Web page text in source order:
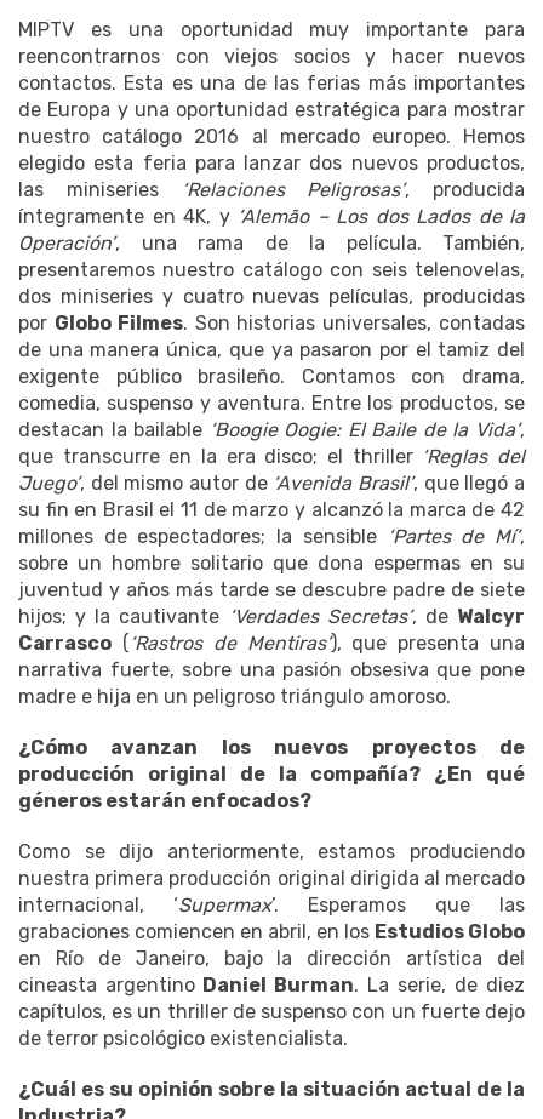
MIPTV es una oportunidad muy importante para
reencontrarnos con viejos socios y hacer nuevos
contactos. Esta es una de las ferias más importantes
de Europa y una oportunidad estratégica para mostrar
nuestro catálogo 2016 al mercado europeo. Hemos
elegido esta feria para lanzar dos nuevos productos,
las miniseries
‘Relaciones Peligrosas’, producida
íntegramente en 4K, y ‘Alemão – Los dos Lados de la
Operación’, una rama de la película. También,
presentaremos nuestro catálogo con seis telenovelas,
dos miniseries y cuatro nuevas películas, producidas
por Globo Filmes. Son historias universales, contadas
de una manera única, que ya pasaron por el tamiz del
exigente público brasileño. Contamos con drama,
comedia, suspenso y aventura. Entre los productos, se
destacan la bailable ‘Boogie Oogie: El Baile de la Vida’,
que transcurre en la era disco; el thriller ‘Reglas del
Juego’, del mismo autor de ‘Avenida Brasil’, que llegó a
su fin en Brasil el 11 de marzo y alcanzó la marca de 42
millones de espectadores; la sensible
‘Partes de Mí’,
sobre un hombre solitario que dona espermas en su
juventud y años más tarde se descubre padre de siete
hijos; y la cautivante ‘Verdades Secretas’, de Walcyr
Carrasco ( ‘Rastros de Mentiras’), que presenta una
narrativa fuerte, sobre una pasión obsesiva que pone
madre e hija en un peligroso triángulo amoroso.
¿Cómo avanzan los nuevos proyectos de
producción original de la compañía? ¿En qué
géneros estarán enfocados?
Como se dijo anteriormente, estamos produciendo
nuestra primera producción original dirigida al mercado
internacional, ‘Supermax’. Esperamos que las
grabaciones comiencen en abril, en los Estudios Globo
en Río de Janeiro, bajo la dirección artística del
cineasta argentino Daniel Burman. La serie, de diez
capítulos, es un thriller de suspenso con un fuerte dejo
de terror psicológico existencialista.
¿Cuál es su opinión sobre la situación actual de la